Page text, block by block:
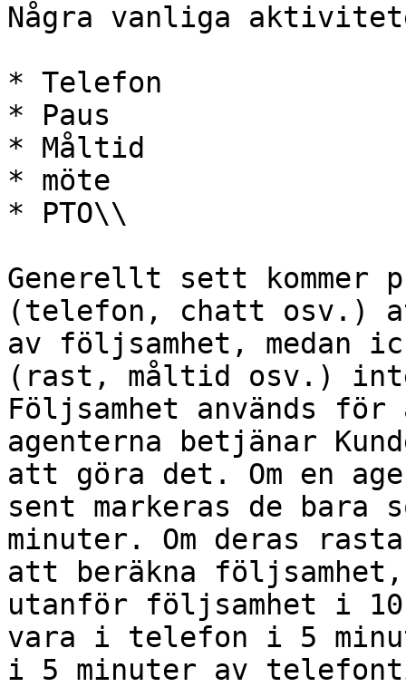
Några vanliga
* Telefon
* Paus
* Måltid
* möte
* PTO\\
Generellt sett
(telefon, chatt osv.)
av följsamhet, medan
(rast, måltid osv.) inte
Följsamhet används
agenterna betjänar
att göra det. Om en
sent markeras de bara
minuter. Om deras
att beräkna följsamhet,
utanför följsamhet i
vara i telefon i 5
i 5 minuter av